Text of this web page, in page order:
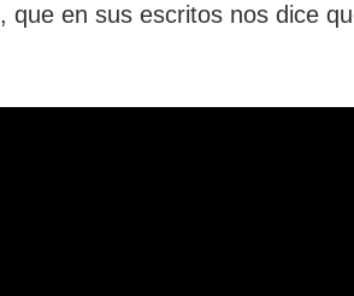
, que en sus escritos nos dice